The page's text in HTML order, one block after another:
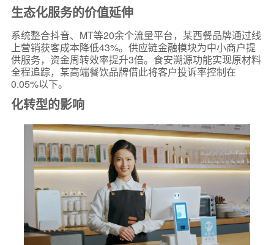
生态化服务的价值延伸
系统整合抖音、MT等20余个流量平台，某西餐品牌通过线
上营销获客成本降低43%。供应链金融模块为中小商户提
供服务，资金周转效率提升3倍。食安溯源功能实现原材料
全程追踪，某高端餐饮品牌借此将客户投诉率控制在
0.05%以下。
化转型的影响